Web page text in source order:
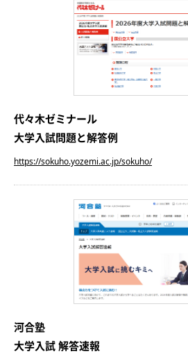
代々木ゼミナール
大学入試問題と解答例
https://sokuho.yozemi.ac.jp/sokuho/
河合塾
大学入試 解答速報